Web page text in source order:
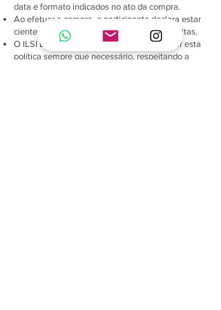
data e formato indicados no ato da compra.
Ao efetuar a compra, o participante declara estar
ciente e de acordo com as regras aqui descritas.
O ILSI Brasil se reserva o direito de atualizar esta
política sempre que necessário, respeitando a